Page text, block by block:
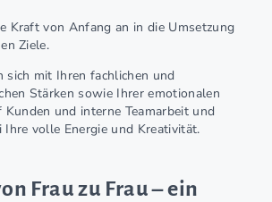
Kraft von Anfang an in die Umsetzung
Ziele.
sich mit Ihren fachlichen und
Stärken sowie Ihrer emotionalen
Kunden und interne Teamarbeit und
volle Energie und Kreativität.
Frau zu Frau – ein